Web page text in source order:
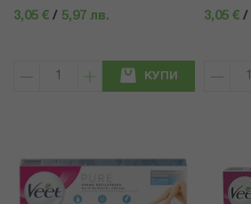
3,05 € / 5,97 лв.
КУПИ
3,05 € /